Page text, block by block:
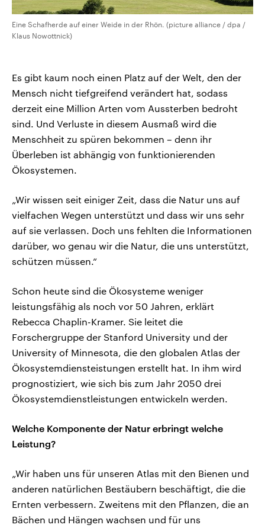
Eine Schafherde auf einer Weide in der Rhön. (picture alliance / dpa /
Klaus Nowottnick)
Es gibt kaum noch einen Platz auf der Welt, den der
Mensch nicht tiefgreifend verändert hat, sodass
derzeit eine Million Arten vom Aussterben bedroht
sind. Und Verluste in diesem Ausmaß wird die
Menschheit zu spüren bekommen – denn ihr
Überleben ist abhängig von funktionierenden
Ökosystemen.
„Wir wissen seit einiger Zeit, dass die Natur uns auf
vielfachen Wegen unterstützt und dass wir uns sehr
auf sie verlassen. Doch uns fehlten die Informationen
darüber, wo genau wir die Natur, die uns unterstützt,
schützen müssen.“
Schon heute sind die Ökosysteme weniger
leistungsfähig als noch vor 50 Jahren, erklärt
Rebecca Chaplin-Kramer. Sie leitet die
Forschergruppe der Stanford University und der
University of Minnesota, die den globalen Atlas der
Ökosystemdiensteistungen erstellt hat. In ihm wird
prognostiziert, wie sich bis zum Jahr 2050 drei
Ökosystemdienstleistungen entwickeln werden.
Welche Komponente der Natur erbringt welche
Leistung?
„Wir haben uns für unseren Atlas mit den Bienen und
anderen natürlichen Bestäubern beschäftigt, die die
Ernten verbessern. Zweitens mit den Pflanzen, die an
Bächen und Hängen wachsen und für uns